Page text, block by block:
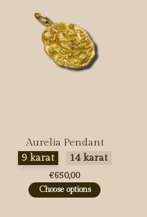
Aurelia Pendant
Maak een keuze:
9 karat 14 karat
€650,00
Choose options